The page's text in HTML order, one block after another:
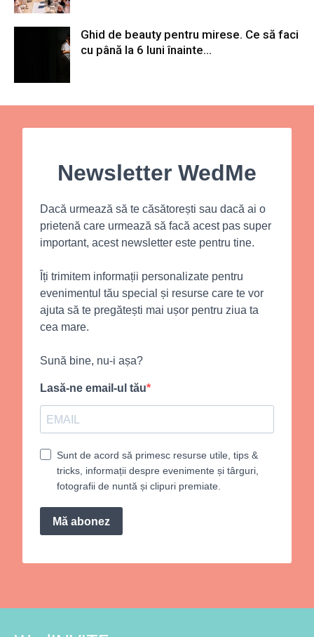
Ghid de beauty pentru mirese. Ce să faci
cu până la 6 luni înainte...
Newsletter WedMe
Dacă urmează să te căsătorești sau dacă ai o
prietenă care urmează să facă acest pas super
important, acest newsletter este pentru tine.
Îți trimitem informații personalizate pentru
evenimentul tău special și resurse care te vor
ajuta să te pregătești mai ușor pentru ziua ta
cea mare.
Sună bine, nu-i așa?
Lasă-ne email-ul tău
Sunt de acord să primesc resurse utile, tips &
tricks, informații despre evenimente și târguri,
fotografii de nuntă și clipuri premiate.
Mă abonez